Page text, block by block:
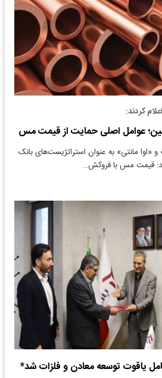
عوامل اصلی حمایت از قیمت مس
«اوا مانتی» به عنوان استراتژیست‌های بانک
یاقوت توسعه معادن و فلزات شد*